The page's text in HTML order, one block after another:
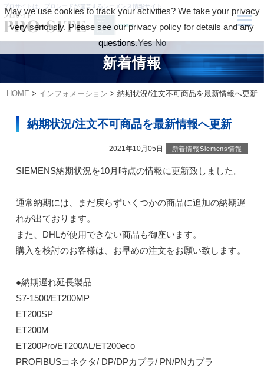
プロサイトは、プロシードが運営するシーメンス情報サイト
新着情報
HOME > インフォメーション >納期状況/注文不可商品を最新情報へ更新
納期状況/注文不可商品を最新情報へ更新
2021年10月05日 新着情報Siemens情報
SIEMENS納期状況を10月時点の情報に更新致しました。
通常納期には、まだ戻らずいくつかの商品に追加の納期遅
れが出ております。
また、DHLが使用できない商品も御座います。
購入を検討のお客様は、お早めの注文をお願い致します。
●納期遅れ延長製品
S7-1500/ET200MP
ET200SP
ET200M
ET200Pro/ET200AL/ET200eco
PROFIBUSコネクタ/ DP/DPカプラ/ PN/PNカプラ
May we use cookies to track your activities? We take your privacy
very seriously. Please see our privacy policy for details and any
questions.Yes No